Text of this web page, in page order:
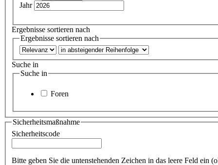
Jahr
Ergebnisse sortieren nach
Ergebnisse sortieren nach
Suche in
Suche in
Foren
Sicherheitsmaßnahme
Sicherheitscode
Bitte geben Sie die untenstehenden Zeichen in das leere Feld ein